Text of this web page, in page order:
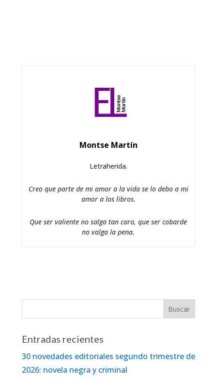
Montse Martín
Letraherida.
Creo que parte de mi amor a la vida se lo debo a mi
amor a los libros.
Que ser valiente no salga tan caro, que ser cobarde
no valga la pena.
Entradas recientes
30 novedades editoriales segundo trimestre de
2026: novela negra y criminal